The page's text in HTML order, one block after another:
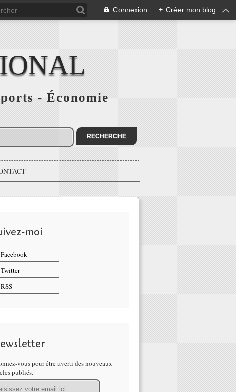
Connexion + Créer mon blog
- Économie
moi
Facebook
Twitter
RSS
vous pour être averti des nouveaux
publiés.